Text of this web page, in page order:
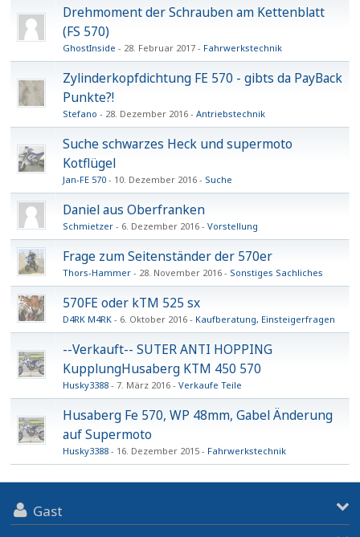
Drehmoment der Schrauben am Kettenblatt
(FS 570)
GhostInside 28. Februar 2017 Fahrwerkstechnik
Zylinderkopfdichtung FE 570 - gibts da PayBack
Punkte?!
Stefano 28. Dezember 2016 Antriebstechnik
Suche schwarzes Heck und supermoto
Kotflügel
Jan-FE 570 10. Dezember 2016 Suche
Daniel aus Oberfranken
Schmietzer 6. Dezember 2016 Vorstellung
Frage zum Seitenständer der 570er
Thors-Hammer 28. November 2016 Sonstiges Sachliches
570FE oder kTM 525 sx
D4RK M4RK 6. Oktober 2016 Kaufberatung, Einsteigerfragen
--Verkauft-- SUTER ANTI HOPPING
KupplungHusaberg KTM 450 570
Husky3388 7. März 2016 Verkaufe Teile
Husaberg Fe 570, WP 48mm, Gabel Änderung
auf Supermoto
Husky3388 16. Dezember 2015 Fahrwerkstechnik
Gast